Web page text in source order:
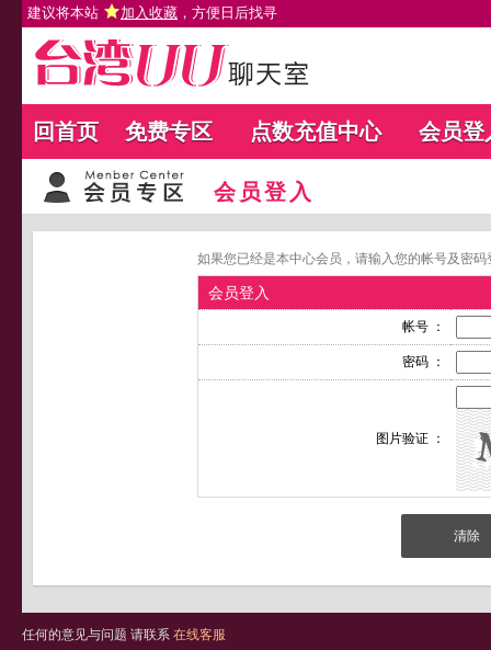
建议将本站 加入收藏 ，方便日后找寻
回首页 免费专区 点数充值中心 会员登
会员登入
如果您已经是本中心会员，请输入您的帐号及密
会员登入
帐号 ：
密码 ：
图片验证 ：
任何的意见与问题 请联系 在线客服